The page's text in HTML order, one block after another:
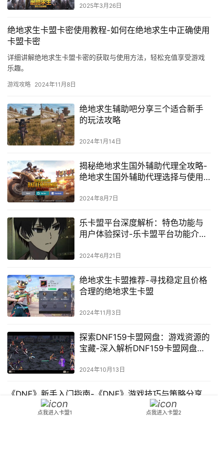
2025年3月26日
绝地求生卡盟卡密使用教程-如何在绝地求生中正确使用
卡盟卡密
详细讲解绝地求生卡盟卡密的获取与使用方法，轻松充值享受游戏
乐趣。
游戏攻略 2024年11月8日
绝地求生辅助吧分享三个适合新手
的玩法攻略
2024年1月14日
揭秘绝地求生国外辅助代理全攻略-
绝地求生国外辅助代理选择与使用
2024年8月7日
乐卡盟平台深度解析：特色功能与
用户体验探讨-乐卡盟平台功能介绍
2024年6月21日
绝地求生卡盟推荐-寻找稳定且价格
合理的绝地求生卡盟
2024年11月3日
探索DNF159卡盟网盘：游戏资源的
宝藏-深入解析DNF159卡盟网盘的
2024年10月13日
《DNF》新手入门指南-《DNF》游戏技巧与策略分享
四、新手任务 完成新手任务是快速熟悉游戏的好方法。八、结语
点我进入卡盟1 点我进入卡盟2